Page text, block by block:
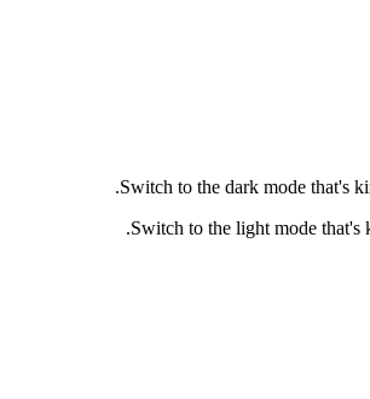
Switch to the dark mode that's
Switch to the light mode that's